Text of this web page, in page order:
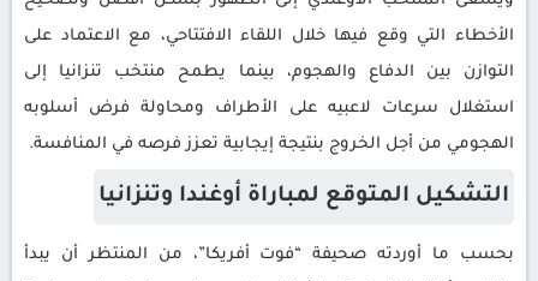
الأخطاء التي وقع فيها خلال اللقاء الافتتاحي، مع الاعتماد على
التوازن بين الدفاع والهجوم، بينما يطمح منتخب تنزانيا إلى
استغلال سرعات لاعبيه على الأطراف ومحاولة فرض أسلوبه
الهجومي من أجل الخروج بنتيجة إيجابية تعزز فرصه في المنافسة.
التشكيل المتوقع لمباراة أوغندا وتنزانيا
بحسب ما أوردته صحيفة “فوت أفريكا”، من المنتظر أن يبدأ